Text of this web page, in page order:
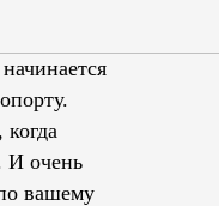
И очень
вашему